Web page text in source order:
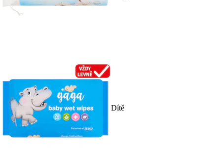
Dítě